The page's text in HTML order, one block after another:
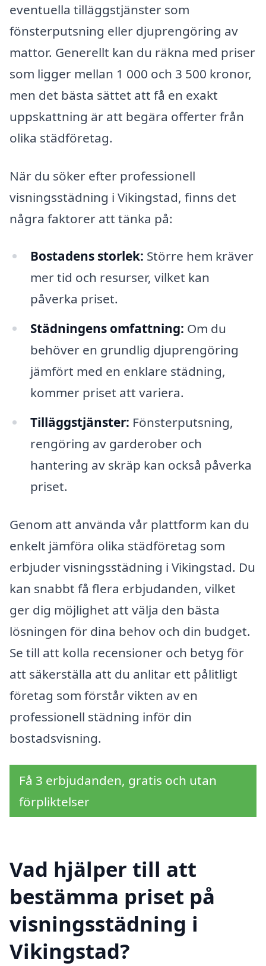
eventuella tilläggstjänster som
fönsterputsning eller djuprengöring av
mattor. Generellt kan du räkna med priser
som ligger mellan 1 000 och 3 500 kronor,
men det bästa sättet att få en exakt
uppskattning är att begära offerter från
olika städföretag.
När du söker efter professionell
visningsstädning i Vikingstad, finns det
några faktorer att tänka på:
Bostadens storlek: Större hem kräver
mer tid och resurser, vilket kan
påverka priset.
Städningens omfattning: Om du
behöver en grundlig djuprengöring
jämfört med en enklare städning,
kommer priset att variera.
Tilläggstjänster: Fönsterputsning,
rengöring av garderober och
hantering av skräp kan också påverka
priset.
Genom att använda vår plattform kan du
enkelt jämföra olika städföretag som
erbjuder visningsstädning i Vikingstad. Du
kan snabbt få flera erbjudanden, vilket
ger dig möjlighet att välja den bästa
lösningen för dina behov och din budget.
Se till att kolla recensioner och betyg för
att säkerställa att du anlitar ett pålitligt
företag som förstår vikten av en
professionell städning inför din
bostadsvisning.
Få 3 erbjudanden, gratis och utan
förpliktelser
Vad hjälper till att
bestämma priset på
visningsstädning i
Vikingstad?